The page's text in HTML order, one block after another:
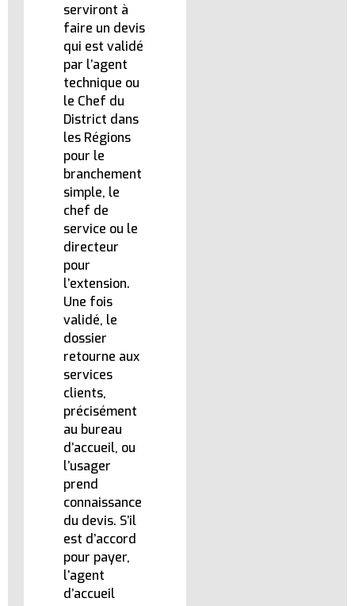
serviront à
faire un devis
qui est validé
par l’agent
technique ou
le Chef du
District dans
les Régions
pour le
branchement
simple, le
chef de
service ou le
directeur
pour
l’extension.
Une fois
validé, le
dossier
retourne aux
services
clients,
précisément
au bureau
d’accueil, ou
l’usager
prend
connaissance
du devis. S’il
est d’accord
pour payer,
l’agent
d’accueil